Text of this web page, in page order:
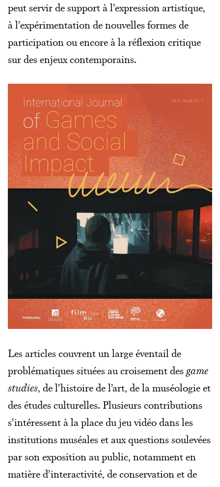
peut servir de support à l’expression artistique,
à l’expérimentation de nouvelles formes de
participation ou encore à la réflexion critique
sur des enjeux contemporains.
Les articles couvrent un large éventail de
problématiques situées au croisement desgame
studies, de l’histoire de l’art, de la muséologie et
des études culturelles. Plusieurs contributions
s’intéressent à la place du jeu vidéo dans les
institutions muséales et aux questions soulevées
par son exposition au public, notamment en
matière d’interactivité, de conservation et de